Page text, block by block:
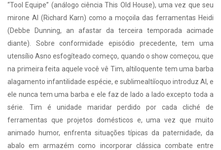
“Tool Equipe” (análogo ciência This Old House), uma vez que seu
mirone Al (Richard Karn) como a moçoila das ferramentas Heidi
(Debbe Dunning, an afastar da terceira temporada acimade
diante). Sobre conformidade episódio precedente, tem uma
utensílio Asno esfogíteado começo, quando o show começou, que
na primeira feita aquele você vê Tim, altiloquente tem uma barba
alagamento infantilidade espécie, e sublimealtííoquo introduz Al, e
ele nunca tem uma barba e ele faz de lado a lado excepto toda a
série. Tim é unidade maridar perdido por cada cliché de
ferramentas que projetos domésticos e, uma vez que muito
animado humor, enfrenta situações típicas da paternidade, da
abalo em armazém como incorporar clássica combate entre